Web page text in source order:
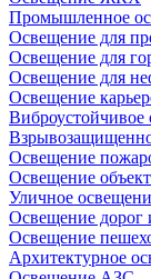
Промышленное
Освещение для
Освещение для
Освещение для
Освещение
Виброустойчивое
Освещение
Освещение
Уличное
Освещение дорог
Освещение
Архитектурное